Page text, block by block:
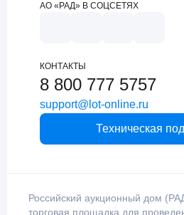
АО «РАД» В СОЦСЕТЯХ
КОНТАКТЫ
8 800 777 5757
support@lot-online.ru
Техническая
Российский аукционный дом
торговая площадка для